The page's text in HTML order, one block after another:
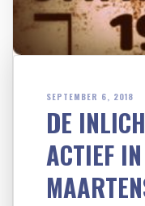
SEPTEMBER 6, 2018
DE
ACTIEF